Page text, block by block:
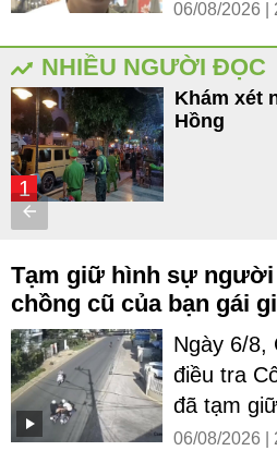
06/08/2026 |
NHIỀU NGƯỜI ĐỌC
1
Khám xét
Hồng
Tạm giữ hình sự người
chồng cũ của bạn gái
Ngày 6/8,
điều tra
đã tạm
06/08/2026 |